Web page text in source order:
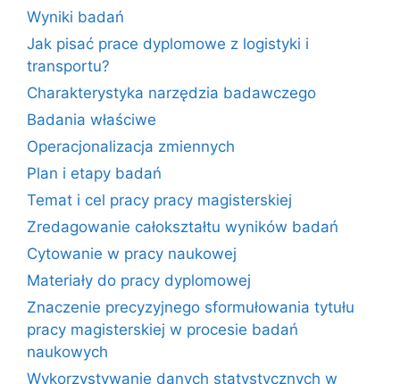
Wyniki badań
Jak pisać prace dyplomowe z logistyki i
transportu?
Charakterystyka narzędzia badawczego
Badania właściwe
Operacjonalizacja zmiennych
Plan i etapy badań
Temat i cel pracy pracy magisterskiej
Zredagowanie całokształtu wyników badań
Cytowanie w pracy naukowej
Materiały do pracy dyplomowej
Znaczenie precyzyjnego sformułowania tytułu
pracy magisterskiej w procesie badań
naukowych
Wykorzystywanie danych statystycznych w